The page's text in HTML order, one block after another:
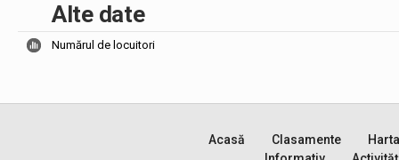
Alte date
Numărul de locuitori
Acasă Clasamente
Harta